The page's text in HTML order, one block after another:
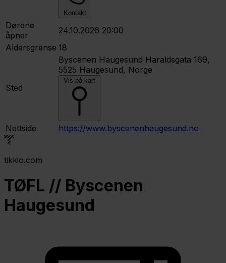
Kontakt
Dørene
åpner
24.10.2026 20:00
Aldersgrense 18
Sted
Byscenen Haugesund Haraldsgata 169,
5525 Haugesund, Norge
Vis på kart
Nettside https://www.byscenenhaugesund.no
tikkio.com
TØFL // Byscenen
Haugesund